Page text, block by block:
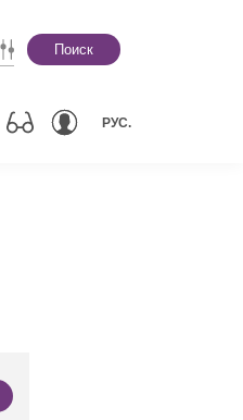
Поиск
РУС.